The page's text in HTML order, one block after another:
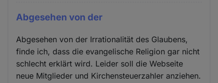
Abgesehen von der
Abgesehen von der Irrationalität des Glaubens,
finde ich, dass die evangelische Religion gar nicht
schlecht erklärt wird. Leider soll die Webseite
neue Mitglieder und Kirchensteuerzahler anziehen.